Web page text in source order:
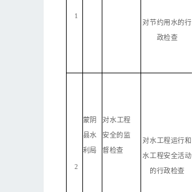
1
对节约用水的行
政检查
2
蒙阴
县水
利局
对水工程
安全的监
督检查
对水工程运行和
水工程安全活动
的行政检查